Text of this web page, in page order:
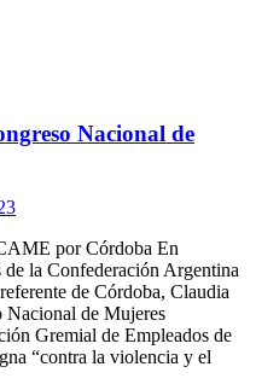
Nacional de
por Córdoba En
la Confederación Argentina
de Córdoba, Claudia
Nacional de Mujeres
Gremial de Empleados de
“contra la violencia y el